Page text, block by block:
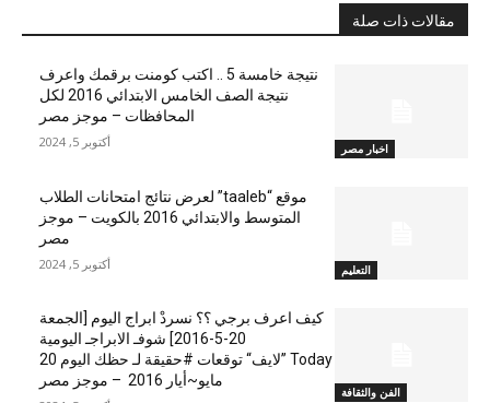
مقالات ذات صلة
اخبار مصر
نتيجة خامسة 5 .. اكتب كومنت برقمك واعرف
نتيجة الصف الخامس الابتدائي 2016 لكل
المحافظات – موجز مصر
أكتوبر 5, 2024
التعليم
موقع “taaleb” لعرض نتائج امتحانات الطلاب
المتوسط والابتدائي 2016 بالكويت – موجز
مصر
أكتوبر 5, 2024
الفن والثقافة
كيف اعرف برجي ؟؟ نسردْ ابراج اليوم [الجمعة
20-5-2016] شوفـ الابراجـ اليومية
Today ”لايف“ توقعات #حقيقة لـ حظك اليوم 20
مايو~أيار 2016 – موجز مصر